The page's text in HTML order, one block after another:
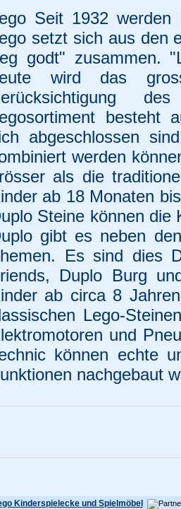
Seit 1932 werden
setzt sich aus den
godt" zusammen.
wird das
besteht
abgeschlossen
werden
als die
ab 18 Monaten
Steine können
gibt es neben
Es sind dies
Duplo Burg
ab circa 8
Lego-
und
können echte
nachgebaut
Kinderspielecke und Spielmöbel